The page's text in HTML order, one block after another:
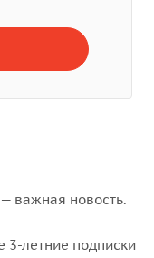
— важная новость.
3-летние подписки